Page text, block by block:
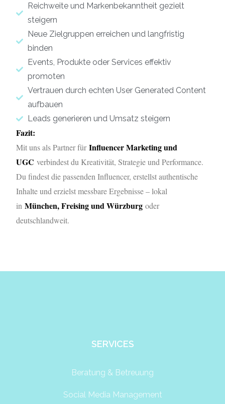
Reichweite und Markenbekanntheit gezielt
steigern
Neue Zielgruppen erreichen und langfristig
binden
Events, Produkte oder Services effektiv
promoten
Vertrauen durch echten User Generated Content
aufbauen
Leads generieren und Umsatz steigern
Fazit:
Mit uns als Partner fürInfluencer Marketing und
UGC verbindest du Kreativität, Strategie und Performance.
Du findest die passenden Influencer, erstellst authentische
Inhalte und erzielst messbare Ergebnisse – lokal
inMünchen, Freising und Würzburg oder
deutschlandweit.
SERVICES
Beratung & Betreuung
Social Media Management